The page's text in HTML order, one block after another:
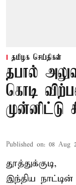
தமிழக செய்திகள்
தபால்
கொடி
முன்னிட்டு
Published on: 08 Aug
தூத்துக்குடி,
இந்திய நாட்டின்